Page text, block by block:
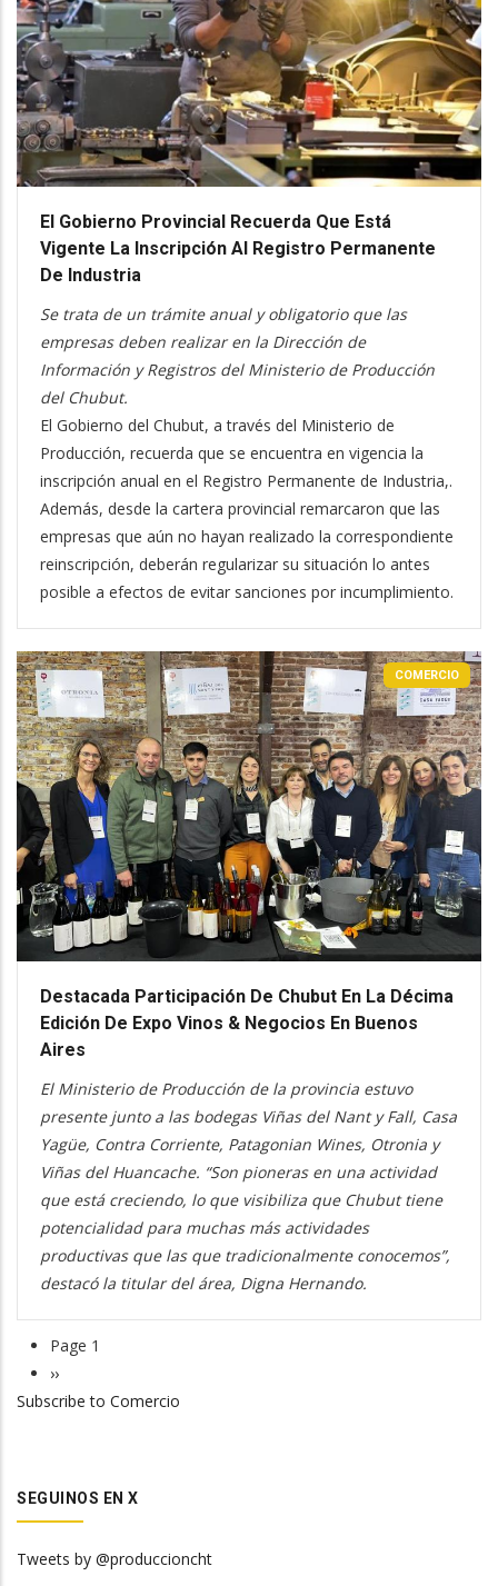
El Gobierno Provincial Recuerda Que Está
Vigente La Inscripción Al Registro Permanente
De Industria
Se trata de un trámite anual y obligatorio que las
empresas deben realizar en la Dirección de
Información y Registros del Ministerio de Producción
del Chubut.
El Gobierno del Chubut, a través del Ministerio de
Producción, recuerda que se encuentra en vigencia la
inscripción anual en el Registro Permanente de Industria,.
Además, desde la cartera provincial remarcaron que las
empresas que aún no hayan realizado la correspondiente
reinscripción, deberán regularizar su situación lo antes
posible a efectos de evitar sanciones por incumplimiento.
COMERCIO
Destacada Participación De Chubut En La Décima
Edición De Expo Vinos & Negocios En Buenos
Aires
El Ministerio de Producción de la provincia estuvo
presente junto a las bodegas Viñas del Nant y Fall, Casa
Yagüe, Contra Corriente, Patagonian Wines, Otronia y
Viñas del Huancache. “Son pioneras en una actividad
que está creciendo, lo que visibiliza que Chubut tiene
potencialidad para muchas más actividades
productivas que las que tradicionalmente conocemos”,
destacó la titular del área, Digna Hernando.
Pagination
Page 1
Next
page
››
Subscribe to Comercio
SEGUINOS EN X
Tweets by @produccioncht